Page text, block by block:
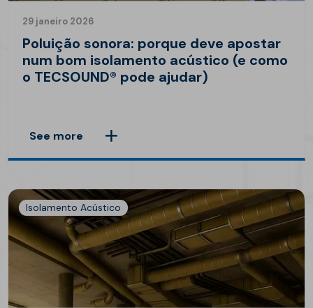
29 janeiro 2026
Poluição sonora: porque deve apostar
num bom isolamento acústico (e como
o TECSOUND® pode ajudar)
See more
Isolamento Acústico